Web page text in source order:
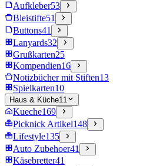
Aufkleber53
Bleistifte51
Buttons41
Lanyards32
Grußkarten25
Kompendien16
Notizbücher mit Stiften13
Spielkarten10
Haus & Küche11
Kueche169
Picknick Artikel148
Lifestyle135
Auto Zubehoer41
Käsebretter41